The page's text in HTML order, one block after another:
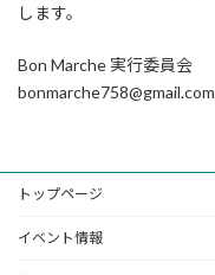
します。
Bon Marche 実行委員会
bonmarche758@gmail.com
トップページ
イベント情報